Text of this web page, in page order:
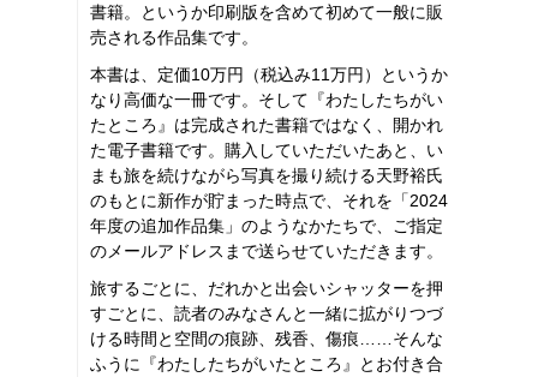
書籍。というか印刷版を含めて初めて一般に販
売される作品集です。
本書は、定価10万円（税込み11万円）というか
なり高価な一冊です。そして『わたしたちがい
たところ』は完成された書籍ではなく、開かれ
た電子書籍です。購入していただいたあと、い
まも旅を続けながら写真を撮り続ける天野裕氏
のもとに新作が貯まった時点で、それを「2024
年度の追加作品集」のようなかたちで、ご指定
のメールアドレスまで送らせていただきます。
旅するごとに、だれかと出会いシャッターを押
すごとに、読者のみなさんと一緒に拡がりつづ
ける時間と空間の痕跡、残香、傷痕……そんな
ふうに『わたしたちがいたところ』とお付き合